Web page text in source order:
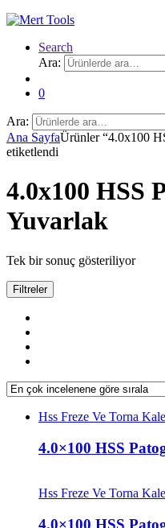
Search
Ara:
0
Ara:
Ana SayfaÜrünler “4.0x100
etiketlendi
4.0x100 HSS
Yuvarlak
Tek bir sonuç gösteriliyor
Filtreler
Hss Freze Ve Torna
4.0×100 HSS
Hss Freze Ve Torna
4.0×100 HSS